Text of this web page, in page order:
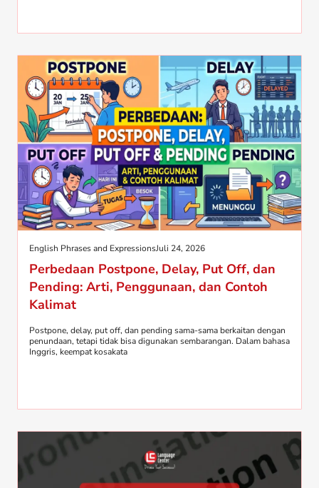
English Phrases and ExpressionsJuli 24, 2026
Perbedaan Postpone, Delay, Put Off, dan
Pending: Arti, Penggunaan, dan Contoh
Kalimat
Postpone, delay, put off, dan pending sama-sama berkaitan dengan
penundaan, tetapi tidak bisa digunakan sembarangan. Dalam bahasa
Inggris, keempat kosakata